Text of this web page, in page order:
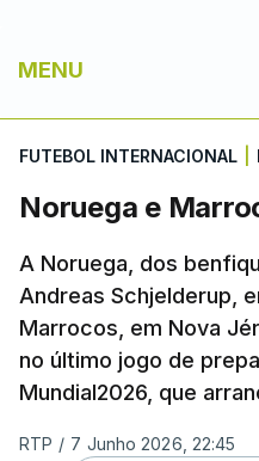
MENU
FUTEBOL INTERNACIONAL
Noruega e
A Noruega, dos
Andreas Schjelderup,
Marrocos, em Nova
no último jogo de
Mundial2026, que
RTP / 7 Junho 2026, 22:45